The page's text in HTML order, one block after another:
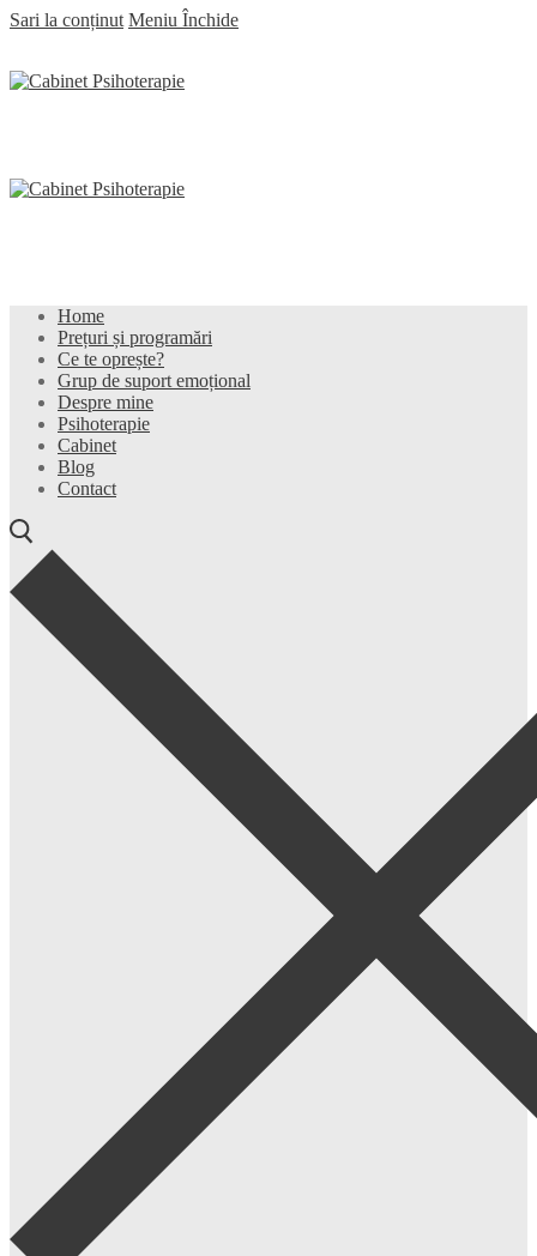
Sari la conținut Meniu Închide
Home
Prețuri și programări
Ce te oprește?
Grup de suport emoțional
Despre mine
Psihoterapie
Cabinet
Blog
Contact